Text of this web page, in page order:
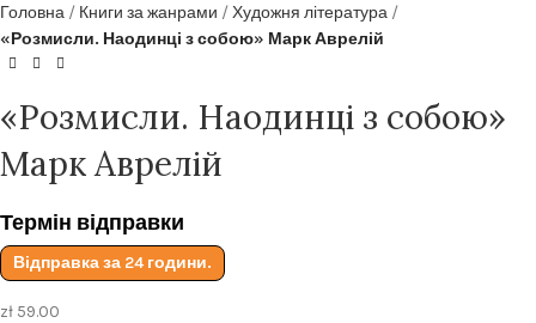
Головна Книги за жанрами
Художня література
«Розмисли. Наодинці з собою» Марк Аврелій
«Розмисли. Наодинці з собою»
Марк Аврелій
Термін відправки
Відправка за 24 години.
zł 59.00